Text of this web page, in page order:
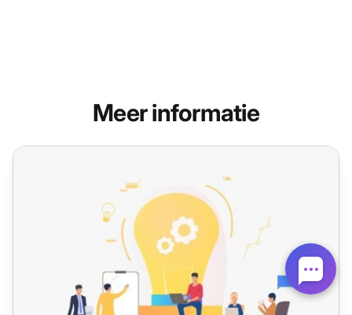
Meer informatie
Kennismanagementsystemen verkennen: Een